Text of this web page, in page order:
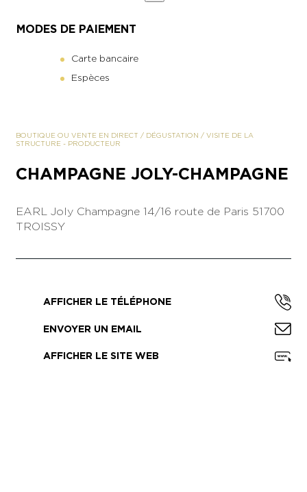
MODES DE PAIEMENT
Carte bancaire
Espèces
BOUTIQUE OU VENTE EN DIRECT / DÉGUSTATION / VISITE DE LA
STRUCTURE - PRODUCTEUR
CHAMPAGNE JOLY-CHAMPAGNE
EARL Joly Champagne 14/16 route de Paris 51700
TROISSY
AFFICHER LE TÉLÉPHONE
ENVOYER UN EMAIL
AFFICHER LE SITE WEB